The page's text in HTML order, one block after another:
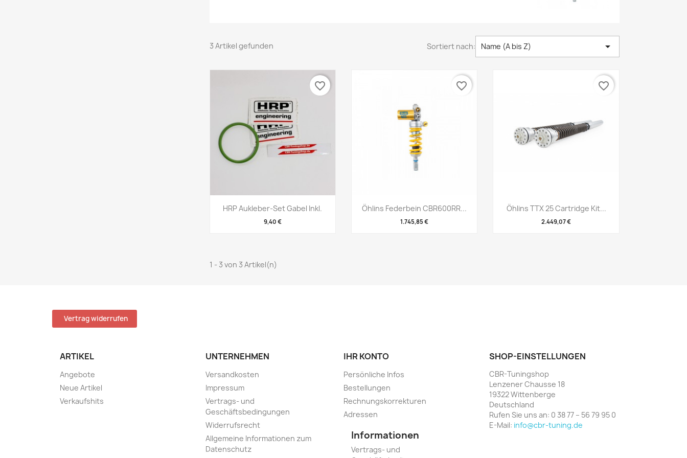
3 Artikel gefunden Sortiert nach: Name (A bis Z) 
Vorschau
HRP Aukleber-Set Gabel Inkl.
9,40 €
favorite_border
Vorschau
Öhlins Federbein CBR600RR...
1.745,85 €
favorite_border
Vorschau
Öhlins TTX 25 Cartridge Kit...
2.449,07 €
favorite_border
1 - 3 von 3 Artikel(n)
Vertrag widerrufen
ARTIKEL
Angebote
Neue Artikel
Verkaufshits
UNTERNEHMEN
Versandkosten
Impressum
Vertrags- und
Geschäftsbedingungen
Widerrufsrecht
Allgemeine Informationen zum
Datenschutz
IHR KONTO
Persönliche Infos
Bestellungen
Rechnungskorrekturen
Adressen
SHOP-EINSTELLUNGEN
CBR-Tuningshop
Lenzener Chausse 18
19322 Wittenberge
Deutschland
Rufen Sie uns an: 0 38 77 – 56 79 95 0
E-Mail: info@cbr-tuning.de
Informationen
Vertrags- und